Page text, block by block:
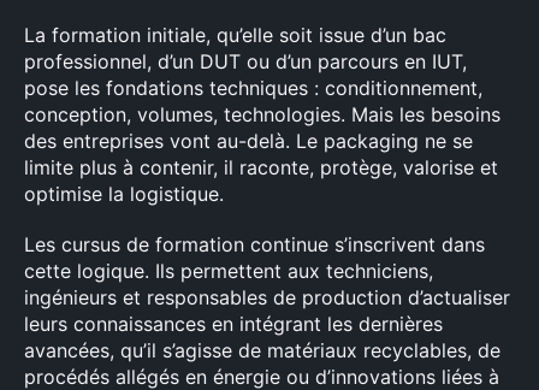
La formation initiale, qu’elle soit issue d’un bac
professionnel, d’un DUT ou d’un parcours en IUT,
pose les fondations techniques : conditionnement,
conception, volumes, technologies. Mais les besoins
des entreprises vont au-delà. Le packaging ne se
limite plus à contenir, il raconte, protège, valorise et
optimise la logistique.
Les cursus de formation continue s’inscrivent dans
cette logique. Ils permettent aux techniciens,
ingénieurs et responsables de production d’actualiser
leurs connaissances en intégrant les dernières
avancées, qu’il s’agisse de matériaux recyclables, de
procédés allégés en énergie ou d’innovations liées à